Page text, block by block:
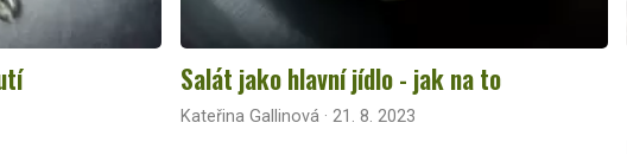
Salát jako hlavní jídlo - jak na to
Kateřina Gallinová · 21. 8. 2023